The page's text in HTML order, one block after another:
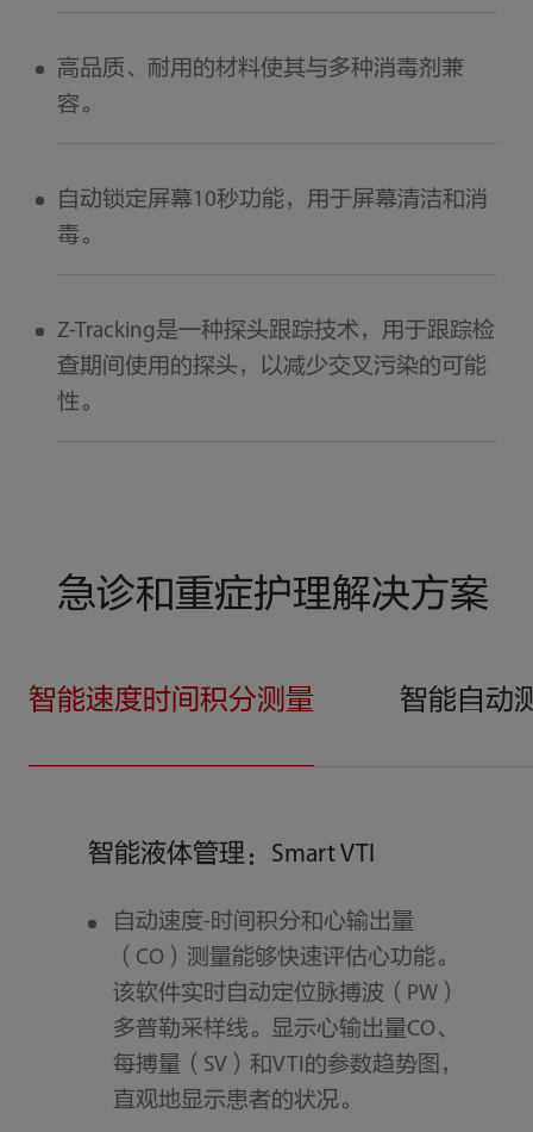
高品质、耐用的材料使其与多种消毒剂兼
容。
自动锁定屏幕10秒功能，用于屏幕清洁和消
毒。
Z-Tracking是一种探头跟踪技术，用于跟踪检
查期间使用的探头，以减少交叉污染的可能
性。
急诊和重症护理解决方案
智能速度时间积分测量 智能自动
智能液体管理：Smart VTI
自动速度-时间积分和心输出量
（CO）测量能够快速评估心功能。
该软件实时自动定位脉搏波（PW）
多普勒采样线。显示心输出量CO、
每搏量（SV）和VTI的参数趋势图，
直观地显示患者的状况。